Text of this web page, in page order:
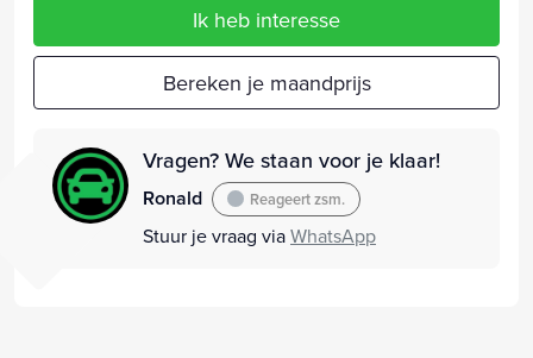
Ik heb interesse
Bereken je maandprijs
Vragen? We staan voor je klaar!
Ronald Reageert zsm.
Stuur je vraag viaWhatsApp